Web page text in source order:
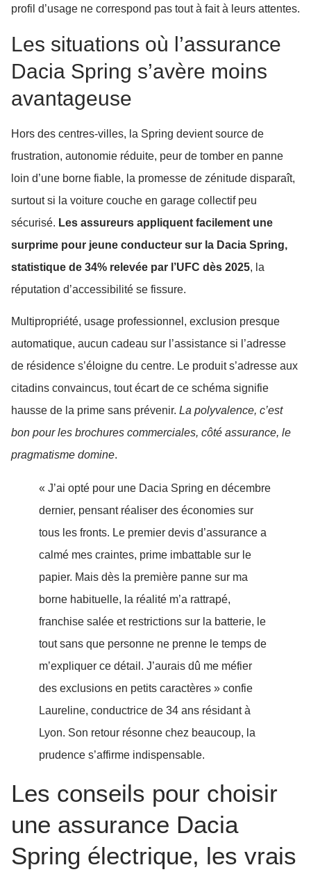
profil d’usage ne correspond pas tout à fait à leurs attentes.
Les situations où l’assurance
Dacia Spring s’avère moins
avantageuse
Hors des centres-villes, la Spring devient source de
frustration, autonomie réduite, peur de tomber en panne
loin d’une borne fiable, la promesse de zénitude disparaît,
surtout si la voiture couche en garage collectif peu
sécurisé. Les assureurs appliquent facilement une
surprime pour jeune conducteur sur la Dacia Spring,
statistique de 34% relevée par l’UFC dès 2025, la
réputation d’accessibilité se fissure.
Multipropriété, usage professionnel, exclusion presque
automatique, aucun cadeau sur l’assistance si l’adresse
de résidence s’éloigne du centre. Le produit s’adresse aux
citadins convaincus, tout écart de ce schéma signifie
hausse de la prime sans prévenir. La polyvalence, c’est
bon pour les brochures commerciales, côté assurance, le
pragmatisme domine.
« J’ai opté pour une Dacia Spring en décembre
dernier, pensant réaliser des économies sur
tous les fronts. Le premier devis d’assurance a
calmé mes craintes, prime imbattable sur le
papier. Mais dès la première panne sur ma
borne habituelle, la réalité m’a rattrapé,
franchise salée et restrictions sur la batterie, le
tout sans que personne ne prenne le temps de
m’expliquer ce détail. J’aurais dû me méfier
des exclusions en petits caractères » confie
Laureline, conductrice de 34 ans résidant à
Lyon. Son retour résonne chez beaucoup, la
prudence s’affirme indispensable.
Les conseils pour choisir
une assurance Dacia
Spring électrique, les vrais